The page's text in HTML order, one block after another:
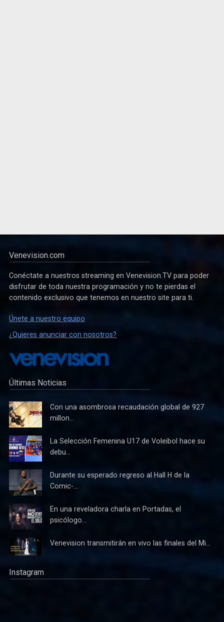
Venevision.com
Conéctate a nuestros streaming en Venevision.TV para poder
disfrutar de toda nuestra programación y no te pierdas el
contenido exclusivo que tenemos en nuestro site para ti.
Únete a nuestro equipo
¿Quieres anunciar con nosotros?
Últimas Noticias
Con una asombrosa recaudación global de 927
millon...
La Selección Femenina U17 de Voleibol hace su
debu...
Durante su esperado regreso al Hall H de la
Comic-...
En una reveladora charla en Portadas, el
psicólogo...
Venevision transmitirán en vivo las finales del Mi...
Instagram